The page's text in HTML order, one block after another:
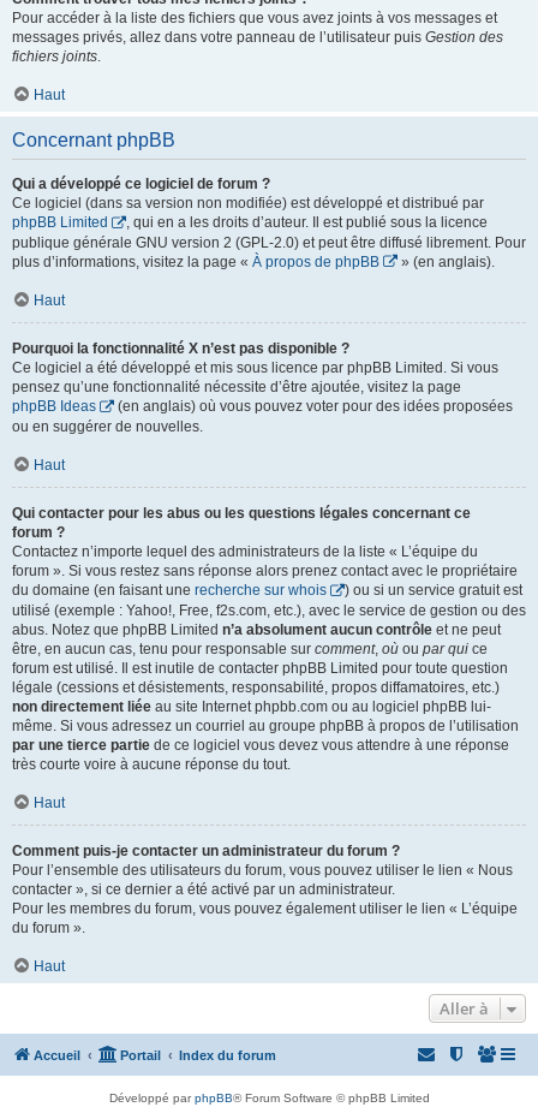
Pour accéder à la liste des fichiers que vous avez joints à vos messages et
messages privés, allez dans votre panneau de l’utilisateur puis Gestion des
fichiers joints.
Haut
Concernant phpBB
Qui a développé ce logiciel de forum ?
Ce logiciel (dans sa version non modifiée) est développé et distribué par
phpBB Limited
, qui en a les droits d’auteur. Il est publié sous la licence
publique générale GNU version 2 (GPL-2.0) et peut être diffusé librement. Pour
plus d’informations, visitez la page « À propos de phpBB » (en anglais).
Haut
Pourquoi la fonctionnalité X n’est pas disponible ?
Ce logiciel a été développé et mis sous licence par phpBB Limited. Si vous
pensez qu’une fonctionnalité nécessite d’être ajoutée, visitez la page
phpBB Ideas
(en anglais) où vous pouvez voter pour des idées proposées
ou en suggérer de nouvelles.
Haut
Qui contacter pour les abus ou les questions légales concernant ce
forum ?
Contactez n’importe lequel des administrateurs de la liste « L’équipe du
forum ». Si vous restez sans réponse alors prenez contact avec le propriétaire
du domaine (en faisant une recherche sur whois
) ou si un service gratuit est
utilisé (exemple : Yahoo!, Free, f2s.com, etc.), avec le service de gestion ou des
abus. Notez que phpBB Limited n’a absolument aucun contrôle et ne peut
être, en aucun cas, tenu pour responsable sur comment, où ou par qui ce
forum est utilisé. Il est inutile de contacter phpBB Limited pour toute question
légale (cessions et désistements, responsabilité, propos diffamatoires, etc.)
non directement liée au site Internet phpbb.com ou au logiciel phpBB lui-
même. Si vous adressez un courriel au groupe phpBB à propos de l’utilisation
par une tierce partie de ce logiciel vous devez vous attendre à une réponse
très courte voire à aucune réponse du tout.
Haut
Comment puis-je contacter un administrateur du forum ?
Pour l’ensemble des utilisateurs du forum, vous pouvez utiliser le lien « Nous
contacter », si ce dernier a été activé par un administrateur.
Pour les membres du forum, vous pouvez également utiliser le lien « L’équipe
du forum ».
Haut
Aller à
Accueil Portail Index du forum
Développé parphpBB® Forum Software © phpBB Limited